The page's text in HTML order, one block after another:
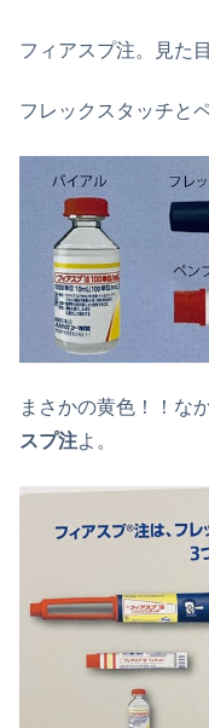
フィアスプ注。見た
フレックスタッチと
まさかの黄色！！な
スプ注よ。